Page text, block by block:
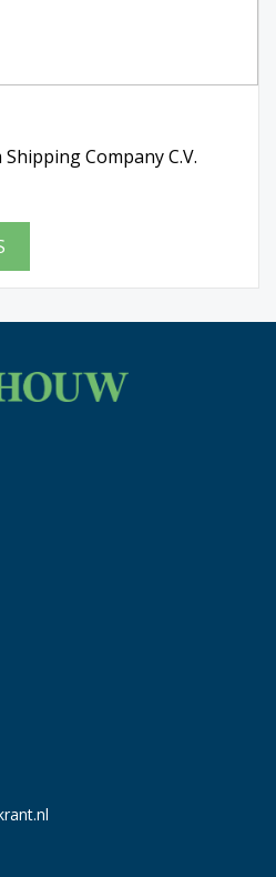
Company C.V.